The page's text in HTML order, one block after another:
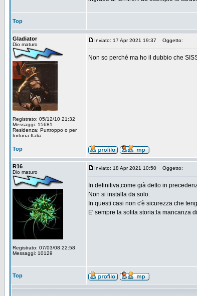
Top
Gladiator
Dio maturo
Registrato: 05/12/10 21:32
Messaggi: 15681
Residenza: Purtroppo o per
fortuna Italia
Inviato: 17 Apr 2021 19:37 Oggetto:
Non so perché ma ho il dubbio che
Top
R16
Dio maturo
Registrato: 07/03/08 22:58
Messaggi: 10129
Inviato: 18 Apr 2021 10:50 Oggetto:
In definitiva,come già detto in
Non si installa da solo.
In questi casi non c'è sicurezza che
E' sempre la solita storia:la mancanza
Top